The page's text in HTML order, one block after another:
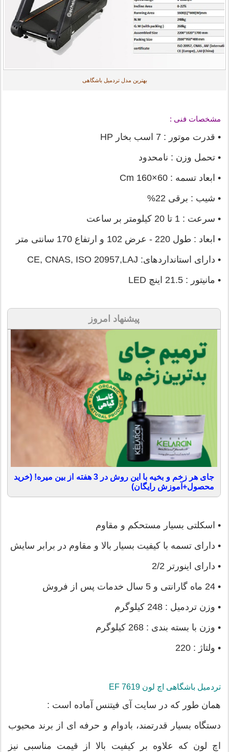
بهترین مدل تردمیل باشگاهی
مشخصات فنی :
• قدرت موتور : 7 اسب بخار HP
• تحمل وزن : نامحدود
• ابعاد تسمه : 60×160 Cm
• شیب : برقی 22%
• سرعت : 1 تا 20 کیلومتر بر ساعت
• ابعاد : طول 220 - عرض 102 و ارتفاع 170 سانتی متر
• دارای استانداردهای: CE, CNAS, ISO 20957,LAJ
• مانیتور : 21.5 اینچ LED
پیشنهاد امروز
جای هر زخم و بخیه با این روش در 3 هفته از بین میره! (خرید
محصول+آموزش رایگان)
• اسکلتی بسیار مستحکم و مقاوم
• دارای تسمه با کیفیت بسیار بالا و مقاوم در برابر سایش
• دارای اینورتر 2/2
• 24 ماه گارانتی و 5 سال خدمات پس از فروش
• وزن تردمیل : 248 کیلوگرم
• وزن با بسته بندی : 268 کیلوگرم
• ولتاژ : 220
تردمیل باشگاهی اچ لون EF 7619
همان طور که در سایت آی فیتنس آماده است :
دستگاه بسیار قدرتمند، بادوام و حرفه ای از برند محبوب
اچ لون که علاوه بر کیفیت بالا از قیمت مناسبی نیز